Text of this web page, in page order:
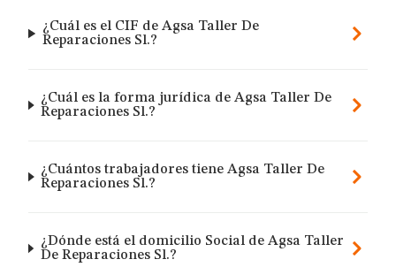
¿Cuál es el CIF de Agsa Taller De
Reparaciones Sl.?
¿Cuál es la forma jurídica de Agsa Taller De
Reparaciones Sl.?
¿Cuántos trabajadores tiene Agsa Taller De
Reparaciones Sl.?
¿Dónde está el domicilio Social de Agsa Taller
De Reparaciones Sl.?